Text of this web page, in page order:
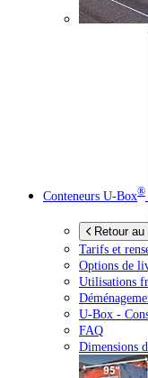
Conteneurs U-Box®
Retour
Tarifs et
Options de
Utilisations
U-Box -
FAQ
Dimensions